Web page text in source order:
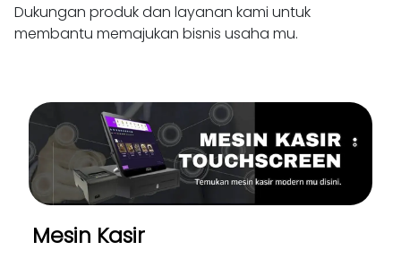
Dukungan produk dan layanan kami untuk
membantu memajukan bisnis usaha mu.
Mesin Kasir